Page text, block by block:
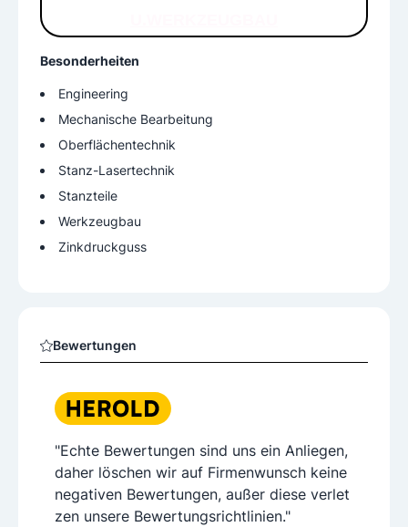
Besonderheiten
Engineering
Mechanische Bearbeitung
Oberflächentechnik
Stanz-Lasertechnik
Stanzteile
Werkzeugbau
Zinkdruckguss
Bewertungen
"Echte Bewertungen sind uns ein Anliegen,
daher löschen wir auf Firmenwunsch keine
negativen Bewertungen, außer diese verlet
zen unsere Bewertungsrichtlinien."